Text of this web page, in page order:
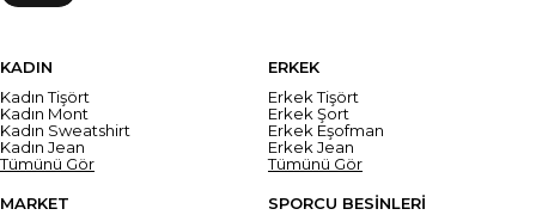
KADIN
Kadın Tişört
Kadın Mont
Kadın Sweatshirt
Kadın Jean
Tümünü Gör
ERKEK
Erkek Tişört
Erkek Şort
Erkek Eşofman
Erkek Jean
Tümünü Gör
MARKET
SPORCU BESİNLERİ